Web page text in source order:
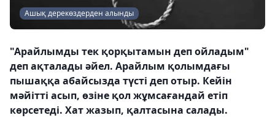
Ашық дерекөздерден алынды
"Арайлымды тек қорқытамын деп ойладым"
деп ақталады әйел. Арайлым қолымдағы
пышаққа абайсызда түсті деп отыр. Кейін
мәйітті асып, өзіне қол жұмсағандай етіп
көрсетеді. Хат жазып, қалтасына салады.